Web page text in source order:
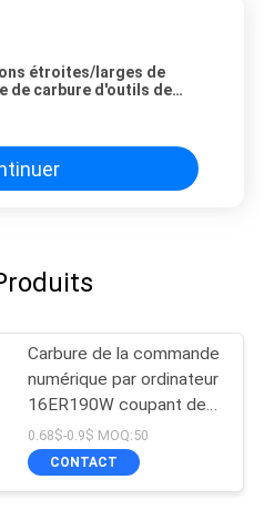
étroites/larges de
de carbure d'outils de
Carbure de la commande
numérique par ordinateur
16ER190W coupant des
insertions
0.68$-0.9$ MOQ:50
CONTACT